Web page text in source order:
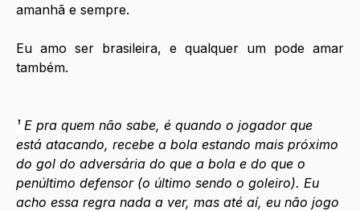
amanhã e sempre.
Eu amo ser brasileira, e qualquer um pode amar
também.
¹ E pra quem não sabe, é quando o jogador que
está atacando, recebe a bola estando mais próximo
do gol do adversária do que a bola e do que o
penúltimo defensor (o último sendo o goleiro). Eu
acho essa regra nada a ver, mas até aí, eu não jogo